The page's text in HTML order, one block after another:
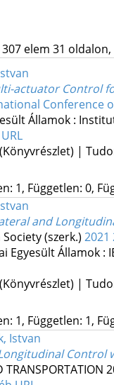
307 elem 31
actuator Control
Conference
Államok :
|
1, Független: 0,
and
(szerk.) 2021
Egyesült Államok :
|
1, Független: 1,
Istvan
Control
TRANSPORTATION